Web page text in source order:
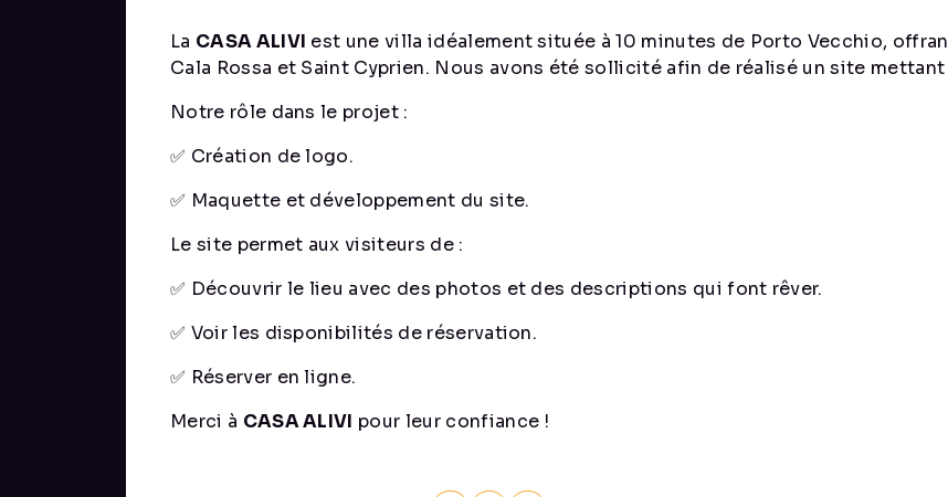
La CASA ALIVI est une villa idéalement située à 10 minutes de Porto Vecchio,
Cala Rossa et Saint Cyprien. Nous avons été sollicité afin de réalisé un site
Notre rôle dans le projet :
✅ Création de logo.
✅ Maquette et développement du site.
Le site permet aux visiteurs de :
✅ Découvrir le lieu avec des photos et des descriptions qui font rêver.
✅ Voir les disponibilités de réservation.
✅ Réserver en ligne.
Merci à CASA ALIVI pour leur confiance !